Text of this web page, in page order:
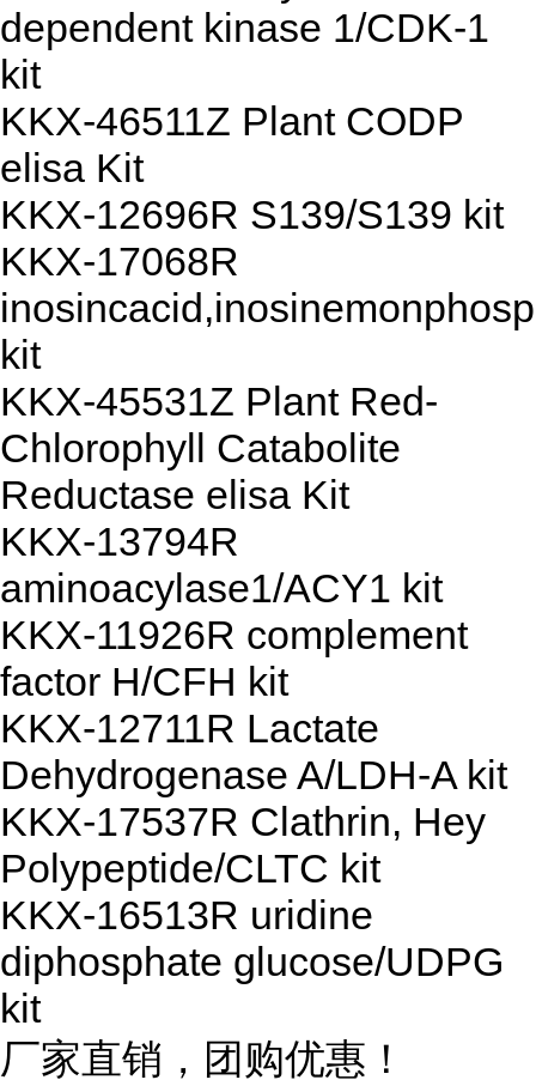
dependent kinase 1/CDK-1
kit
KKX-46511Z Plant CODP
elisa Kit
KKX-12696R S139/S139 kit
KKX-17068R
kit
KKX-45531Z Plant Red-
Chlorophyll Catabolite
Reductase elisa Kit
KKX-13794R
aminoacylase1/ACY1 kit
KKX-11926R complement
factor H/CFH kit
KKX-12711R Lactate
Dehydrogenase A/LDH-A kit
KKX-17537R Clathrin, Hey
Polypeptide/CLTC kit
KKX-16513R uridine
diphosphate glucose/UDPG
kit
厂家直销，团购优惠！